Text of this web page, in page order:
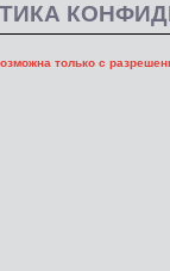
только с